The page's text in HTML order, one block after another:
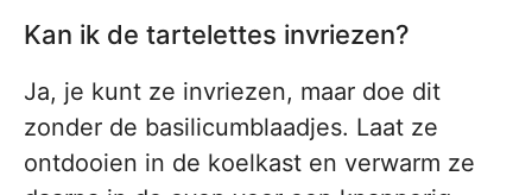
Kan ik de tartelettes invriezen?
Ja, je kunt ze invriezen, maar doe dit
zonder de basilicumblaadjes. Laat ze
ontdooien in de koelkast en verwarm ze